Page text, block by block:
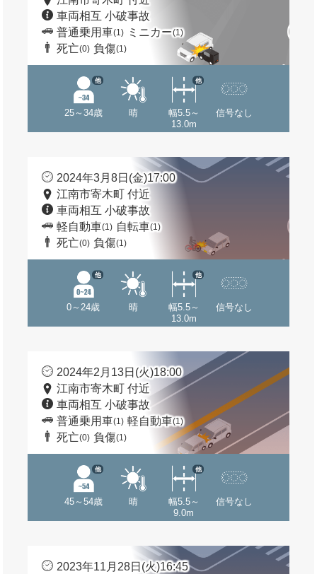
車両相互 小破事故
普通乗用車(1) ミニカー(1)
死亡(0) 負傷(1)
25～34歳
他
晴
幅5.5～
13.0m
他
信号なし
2024年3月8日(金)17:00
江南市寄木町 付近
車両相互 小破事故
軽自動車(1) 自転車(1)
死亡(0) 負傷(1)
0～24歳
他
晴
幅5.5～
13.0m
他
信号なし
2024年2月13日(火)18:00
江南市寄木町 付近
車両相互 小破事故
普通乗用車(1) 軽自動車(1)
死亡(0) 負傷(1)
45～54歳
他
晴
幅5.5～
9.0m
他
信号なし
2023年11月28日(火)16:45